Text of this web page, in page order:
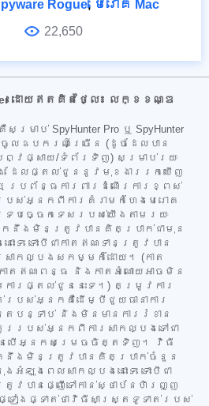
Rogue, មេរោគ Mac
22,650
ដោយឥតគិតថ្លៃ៖ លក្ខខណ្ឌ
ម្រាប់ SpyHunter Pro ឬ SpyHunter
ចូលឧបករណ៍ច្រើន (ដូចដែលបាន
ព្វផ្សាយ/ទំព័រទិញ) សម្រាប់រយៈ
ង ដែលផ្តល់ជូននូវមុខងាររកឃើញ
ប្រព័ន្ធការពារដំណើរការខ្ពស់
ស់អ្នកពីការគំរាមកំហែងមេរោគ
បច្ចេកទេសរបស់យើងតាមរយៈ
អ្នកនឹងមិនត្រូវបានគិតប្រាក់ជាមុន
ទេ ទោះបីជាកាតឥណទានត្រូវបាន
រសាកល្បងសកម្មក៏ដោយ។ (កាត
ាតឥណពន្ធ និងកាតអំណោយអាចមិន
រផ្តល់ជូននេះទេ។) តម្រូវការ
បស់អ្នកគឺដើម្បីជួយធានាការ
តបន្ទាប់ និងមិនមានការរំខាន
របស់អ្នកពីការសាកល្បងទៅជា
នបើអ្នកសម្រេចចិត្តទិញ។ វិធី
នឹងមិនត្រូវបានគិតប្រាក់ចំនួន
ឡុងពេលសាកល្បងនោះទេ ទោះបីជា
រូវបានផ្ញើទៅកាន់ស្ថាប័នហិរញ្ញ
ៀងផ្ទាត់ថាវិធីសាស្ត្រទូទាត់របស់